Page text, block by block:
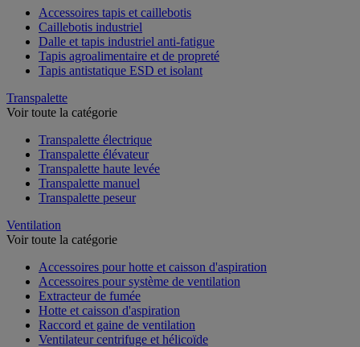
Accessoires tapis et caillebotis
Caillebotis industriel
Dalle et tapis industriel anti-fatigue
Tapis agroalimentaire et de propreté
Tapis antistatique ESD et isolant
Transpalette
Voir toute la catégorie
Transpalette électrique
Transpalette élévateur
Transpalette haute levée
Transpalette manuel
Transpalette peseur
Ventilation
Voir toute la catégorie
Accessoires pour hotte et caisson d'aspiration
Accessoires pour système de ventilation
Extracteur de fumée
Hotte et caisson d'aspiration
Raccord et gaine de ventilation
Ventilateur centrifuge et hélicoïde